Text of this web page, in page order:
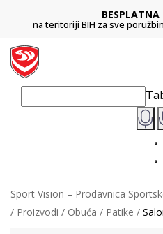
BESPLATNA
na teritoriji BIH za sve
Sport Vision – Prodavnica
Proizvodi
Obuća Patike